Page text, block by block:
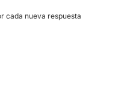
cada nueva respuesta